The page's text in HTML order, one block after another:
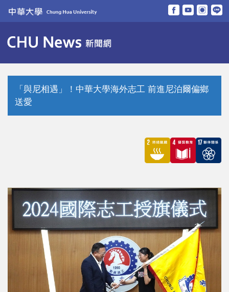
跳
要
內
「與尼相遇」！中華大學海外志工 前進尼泊爾偏鄉
送愛